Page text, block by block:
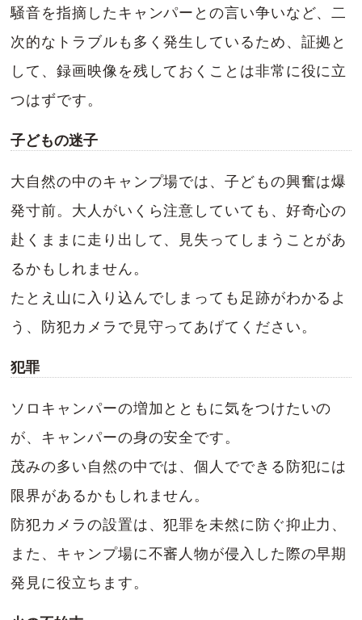
騒音を指摘したキャンパーとの言い争いなど、二
次的なトラブルも多く発生しているため、証拠と
して、録画映像を残しておくことは非常に役に立
つはずです。
子どもの迷子
大自然の中のキャンプ場では、子どもの興奮は爆
発寸前。大人がいくら注意していても、好奇心の
赴くままに走り出して、見失ってしまうことがあ
るかもしれません。
たとえ山に入り込んでしまっても足跡がわかるよ
う、防犯カメラで見守ってあげてください。
犯罪
ソロキャンパーの増加とともに気をつけたいの
が、キャンパーの身の安全です。
茂みの多い自然の中では、個人でできる防犯には
限界があるかもしれません。
防犯カメラの設置は、犯罪を未然に防ぐ抑止力、
また、キャンプ場に不審人物が侵入した際の早期
発見に役立ちます。